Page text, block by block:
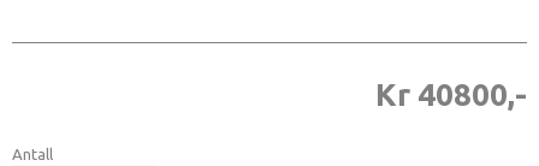
Kr 40800,-
Antall